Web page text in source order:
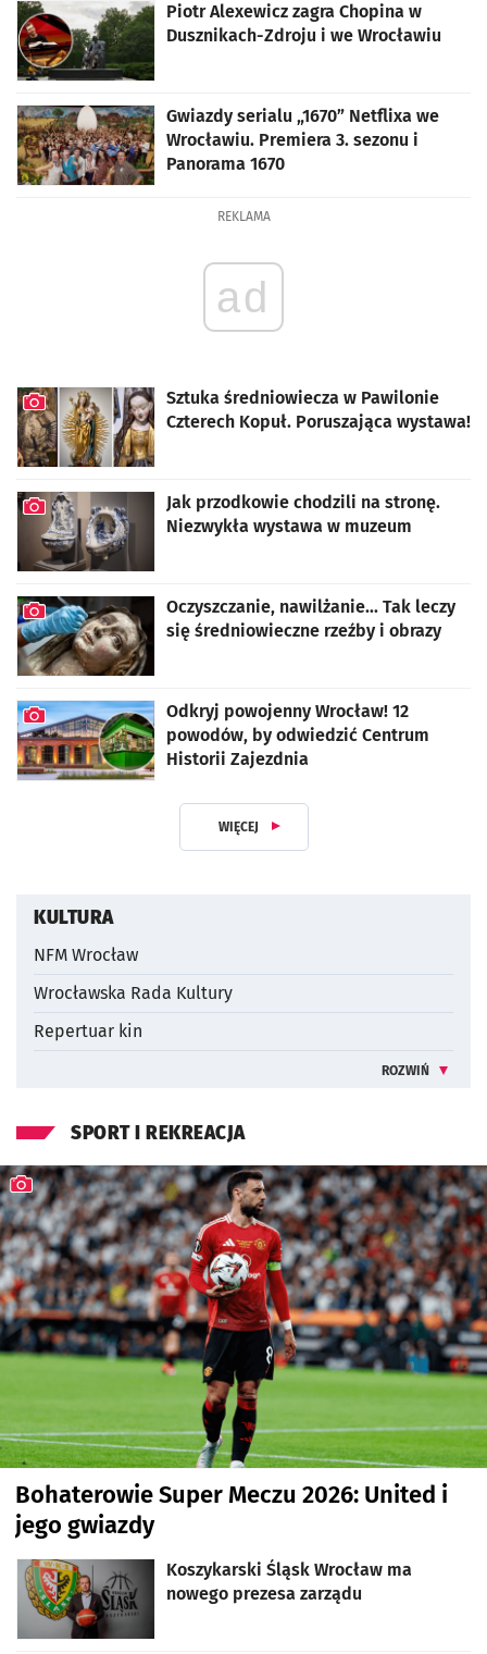
Piotr Alexewicz zagra Chopina w
Dusznikach-Zdroju i we Wrocławiu
Gwiazdy serialu „1670” Netflixa we
Wrocławiu. Premiera 3. sezonu i
Panorama 1670
REKLAMA
ad
Sztuka średniowiecza w Pawilonie
Czterech Kopuł. Poruszająca wystawa!
Jak przodkowie chodzili na stronę.
Niezwykła wystawa w muzeum
Oczyszczanie, nawilżanie... Tak leczy
się średniowieczne rzeźby i obrazy
Odkryj powojenny Wrocław! 12
powodów, by odwiedzić Centrum
Historii Zajezdnia
WIĘCEJ Z DZIAŁU KULTURA I ROZRYWKA
KULTURA
NFM Wrocław
Wrocławska Rada Kultury
Repertuar kin
ROZWIŃ
SPORT I REKREACJA
Bohaterowie Super Meczu 2026: United i
jego gwiazdy
Koszykarski Śląsk Wrocław ma
nowego prezesa zarządu